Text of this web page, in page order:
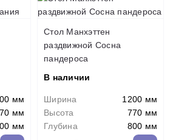
мм
мм
мм
Стол Манхэттен
раздвижной Сосна
пандероса
В наличии
Ширина
1200 мм
Высота
770 мм
Глубина
800 мм